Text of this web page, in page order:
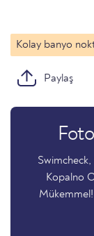
Kolay banyo
Paylaş
Kopalno